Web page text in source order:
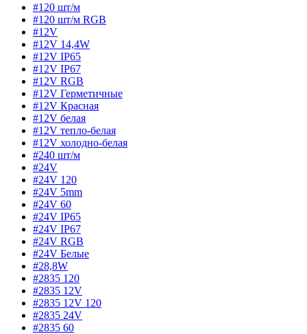
#120 шт/м
#120 шт/м RGB
#12V
#12V 14,4W
#12V IP65
#12V IP67
#12V RGB
#12V Герметичные
#12V Красная
#12V белая
#12V тепло-белая
#12V холодно-белая
#240 шт/м
#24V
#24V 120
#24V 5mm
#24V 60
#24V IP65
#24V IP67
#24V RGB
#24V Белые
#28,8W
#2835 120
#2835 12V
#2835 12V 120
#2835 24V
#2835 60